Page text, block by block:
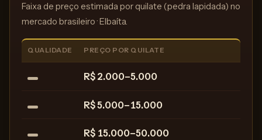
Faixa de preço estimada por quilate (pedra lapidada) no
mercado brasileiro · Elbaíta.
QUALIDADE PREÇO POR QUILATE
R$ 2.000–5.000
R$ 5.000–15.000
R$ 15.000–50.000